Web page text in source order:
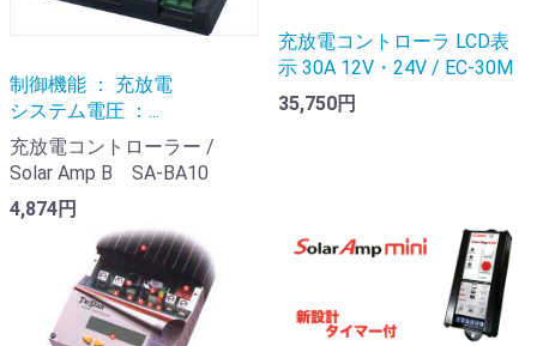
制御機能 ： 充放電
システム電圧 ：...
充放電コントローラー /
Solar Amp B SA-BA10
4,874円
充放電コントローラ LCD表
示 30A 12V・24V / EC-30M
35,750円